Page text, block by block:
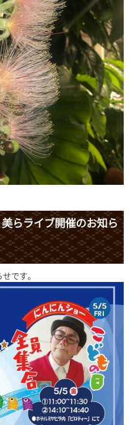
ライブ開催のお知ら
です。